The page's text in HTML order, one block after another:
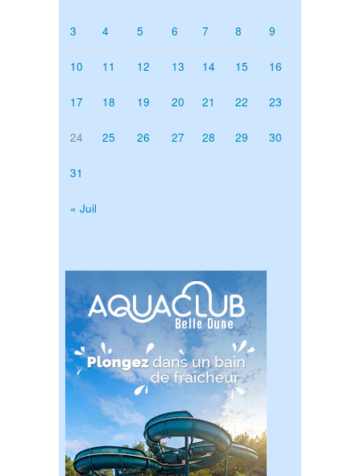
« Juil
3 4 5 6 7 8 9
10 11 12 13 14 15 16
17 18 19 20 21 22 23
24 25 26 27 28 29 30
31